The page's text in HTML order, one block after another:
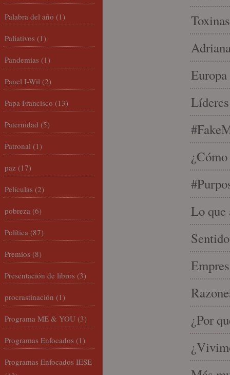
Lo que
¿Por
Palabra del año (1)
Paliativos (1)
Pandemias (1)
Panel I-Wil (2)
Papa Francisco (13)
Paternidad (5)
Patronal (1)
paz (17)
Películas (2)
pobreza (6)
Política (87)
Premios (8)
Presentación de libros (3)
procrastinación (1)
Programa ME & YOU (3)
Programas Enfocados (1)
Programas Enfocados IESE